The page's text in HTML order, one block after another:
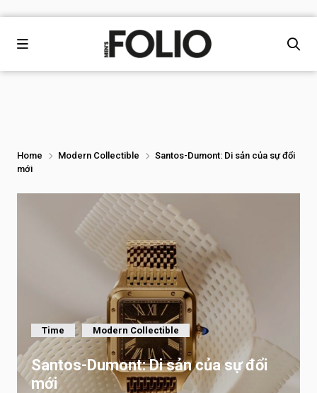
Home Modern Collectible
Santos-Dumont: Di sản của sự đổi
mới
Time Modern Collectible
Santos-Dumont: Di sản của sự đổi
mới